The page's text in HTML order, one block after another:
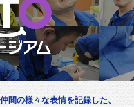
間の様々な表情を記録した、